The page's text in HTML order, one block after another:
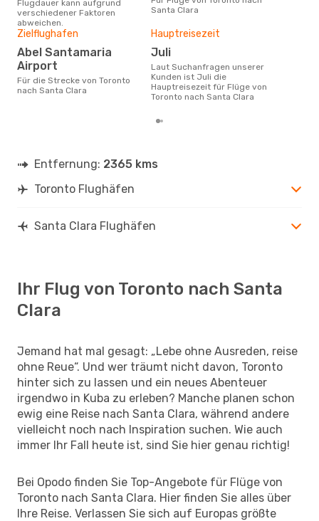
Flugdauer kann aufgrund
verschiedener Faktoren
abweichen.
Santa Clara
Zielflughafen
Abel Santamaria
Airport
Für die Strecke von Toronto
nach Santa Clara
Hauptreisezeit
Juli
Laut Suchanfragen unserer
Kunden ist Juli die
Hauptreisezeit für Flüge von
Toronto nach Santa Clara
Entfernung: 2365 kms
Toronto Flughäfen
Santa Clara Flughäfen
Ihr Flug von Toronto nach Santa
Clara
Jemand hat mal gesagt: „Lebe ohne Ausreden, reise
ohne Reue“. Und wer träumt nicht davon, Toronto
hinter sich zu lassen und ein neues Abenteuer
irgendwo in Kuba zu erleben? Manche planen schon
ewig eine Reise nach Santa Clara, während andere
vielleicht noch nach Inspiration suchen. Wie auch
immer Ihr Fall heute ist, sind Sie hier genau richtig!
Bei Opodo finden Sie Top-Angebote für Flüge von
Toronto nach Santa Clara. Hier finden Sie alles über
Ihre Reise. Verlassen Sie sich auf Europas größte